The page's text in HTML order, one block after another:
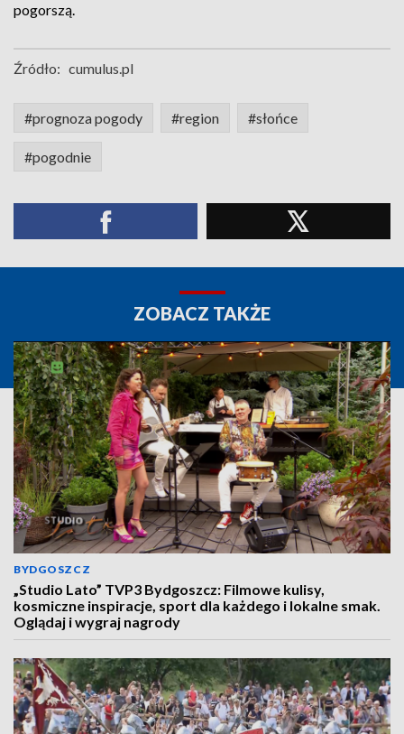
pogorszą.
Źródło: cumulus.pl
#prognoza pogody #region #słońce
#pogodnie
ZOBACZ TAKŻE
BYDGOSZCZ
„Studio Lato” TVP3 Bydgoszcz: Filmowe kulisy,
kosmiczne inspiracje, sport dla każdego i lokalne smak.
Oglądaj i wygraj nagrody